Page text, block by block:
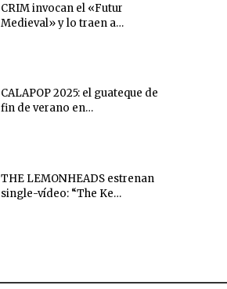
CRIM invocan el «Futur
Medieval» y lo traen a…
CALAPOP 2025: el guateque de
fin de verano en…
THE LEMONHEADS estrenan
single-vídeo: “The Ke…